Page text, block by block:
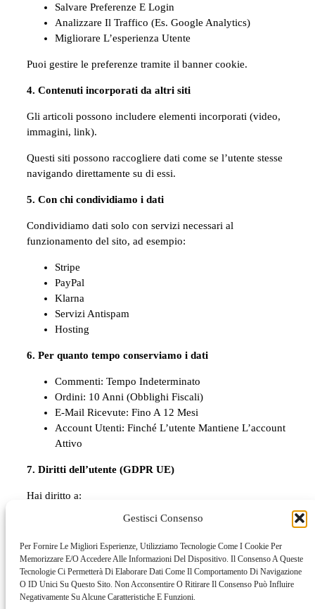
Gestisci Consenso
Per Fornire Le Migliori Esperienze, Utilizziamo Tecnologie Come I Cookie Per
Memorizzare E/o Accedere Alle Informazioni Del Dispositivo. Il Consenso A Queste
Tecnologie Ci Permetterà Di Elaborare Dati Come Il Comportamento Di Navigazione
O ID Unici Su Questo Sito. Non Acconsentire O Ritirare Il Consenso Può Influire
Negativamente Su Alcune Caratteristiche E Funzioni.
Salvare Preferenze E Login
Analizzare Il Traffico (es. Google Analytics)
Migliorare L’esperienza Utente
Puoi gestire le preferenze tramite il banner cookie.
4. Contenuti incorporati da altri siti
Gli articoli possono includere elementi incorporati (video,
immagini, link).
Questi siti possono raccogliere dati come se l’utente stesse
navigando direttamente su di essi.
5. Con chi condividiamo i dati
Condividiamo dati solo con servizi necessari al
funzionamento del sito, ad esempio:
Stripe
PayPal
Klarna
Servizi Antispam
Hosting
6. Per quanto tempo conserviamo i dati
Commenti: Tempo Indeterminato
Ordini: 10 Anni (obblighi Fiscali)
E-Mail Ricevute: Fino A 12 Mesi
Account Utenti: Finché L’utente Mantiene L’account
Attivo
7. Diritti dell’utente (GDPR UE)
Hai diritto a:
Accedere Ai Tuoi Dati
Richiedere La Cancellazione
Limitare Il Trattamento
Revocare Il Consenso In Qualsiasi Momento